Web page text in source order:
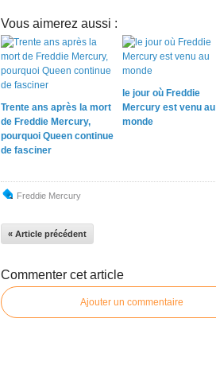
Vous aimerez aussi :
Trente ans après la mort
de Freddie Mercury,
pourquoi Queen continue
de fasciner
le jour où Freddie
Mercury est venu au
monde
Freddie Mercury
« Article précédent
Commenter cet article
Ajouter un commentaire